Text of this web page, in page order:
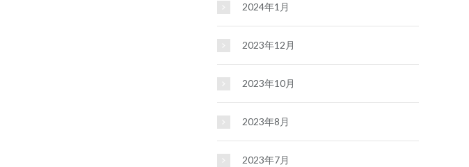
2024年1月
2023年12月
2023年10月
2023年8月
2023年7月